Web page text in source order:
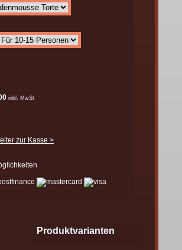
inkl. MwSt
zur Kasse >
Produktvarianten